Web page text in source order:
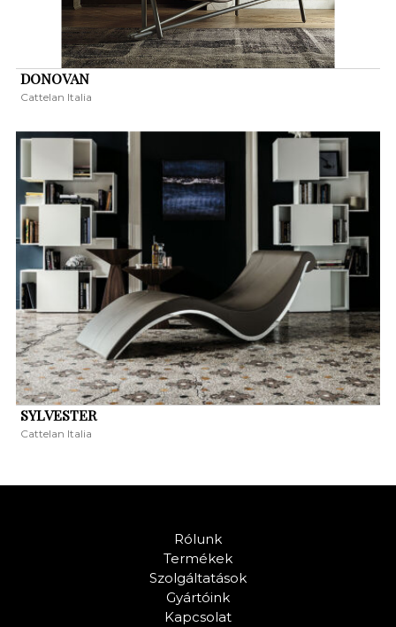
DONOVAN
Cattelan Italia
SYLVESTER
Cattelan Italia
Rólunk
Termékek
Szolgáltatások
Gyártóink
Kapcsolat